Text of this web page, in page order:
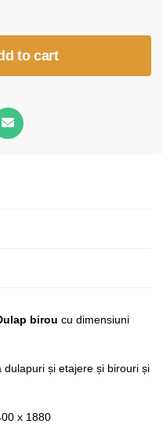
to cart
birou cu dimensiuni
și etajere și birouri și
x 1880